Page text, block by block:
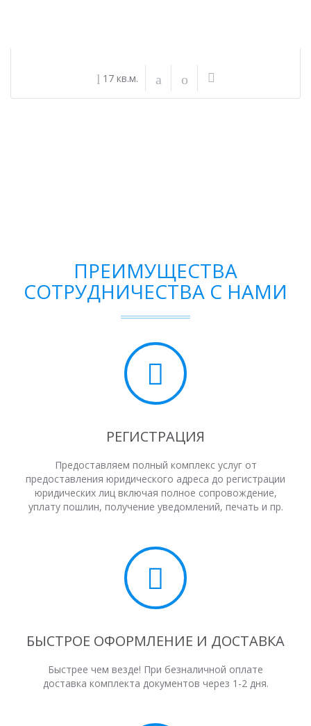
17 кв.м.
ПРЕИМУЩЕСТВА
СОТРУДНИЧЕСТВА С НАМИ
РЕГИСТРАЦИЯ
Предоставляем полный комплекс услуг от
предоставления юридического адреса до регистрации
юридических лиц включая полное сопровождение,
уплату пошлин, получение уведомлений, печать и пр.
БЫСТРОЕ ОФОРМЛЕНИЕ И ДОСТАВКА
Быстрее чем везде! При безналичной оплате
доставка комплекта документов через 1-2 дня.